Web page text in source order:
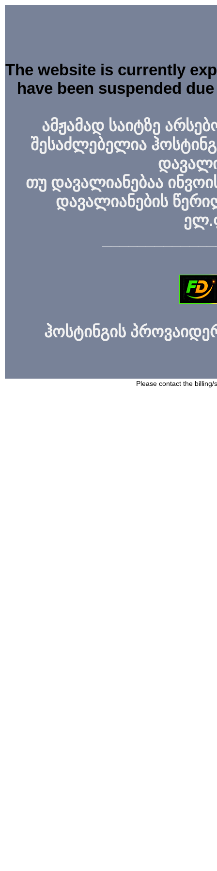
The website is currently
have been suspended
ამჟამად საიტზე
შესაძლებელია
თუ დავალიანებაა
დავალიანების
ჰოსტინგის
Please contact the